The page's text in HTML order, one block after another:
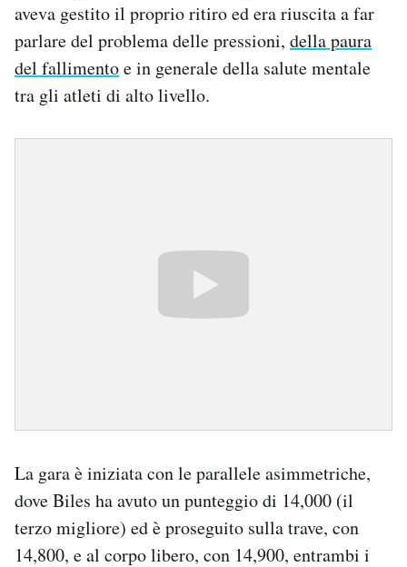
aveva gestito il proprio ritiro ed era riuscita a far
parlare del problema delle pressioni, della paura
del fallimentoe in generale della salute mentale
tra gli atleti di alto livello.
La gara è iniziata con le parallele asimmetriche,
dove Biles ha avuto un punteggio di 14,000 (il
terzo migliore) ed è proseguito sulla trave, con
14,800, e al corpo libero, con 14,900, entrambi i